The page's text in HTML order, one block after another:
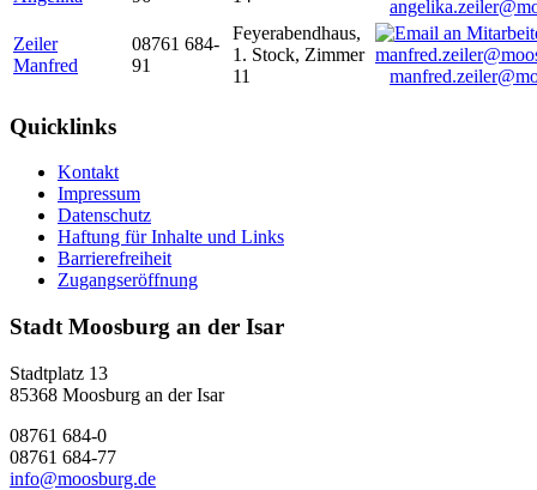
Zeiler
Manfred
08761 684-
91
Feyerabendhaus,
1. Stock, Zimmer
11
Quicklinks
Kontakt
Impressum
Datenschutz
Haftung für Inhalte und Links
Barrierefreiheit
Zugangseröffnung
Stadt Moosburg an der Isar
Stadtplatz 13
85368 Moosburg an der Isar
08761 684-0
08761 684-77
info@moosburg.de